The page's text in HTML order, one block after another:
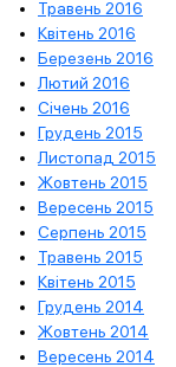
Травень 2016
Квітень 2016
Березень 2016
Лютий 2016
Січень 2016
Грудень 2015
Листопад 2015
Жовтень 2015
Вересень 2015
Серпень 2015
Травень 2015
Квітень 2015
Грудень 2014
Жовтень 2014
Вересень 2014